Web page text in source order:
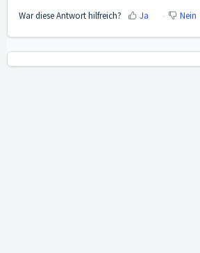
War diese Antwort hilfreich? Ja Nein